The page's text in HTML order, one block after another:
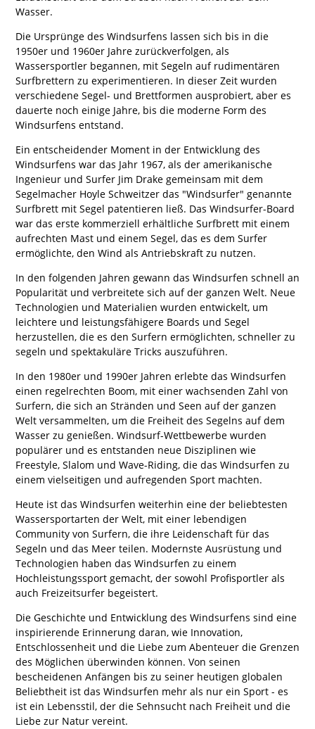
Wasser.
Die Ursprünge des Windsurfens lassen sich bis in die
1950er und 1960er Jahre zurückverfolgen, als
Wassersportler begannen, mit Segeln auf rudimentären
Surfbrettern zu experimentieren. In dieser Zeit wurden
verschiedene Segel- und Brettformen ausprobiert, aber es
dauerte noch einige Jahre, bis die moderne Form des
Windsurfens entstand.
Ein entscheidender Moment in der Entwicklung des
Windsurfens war das Jahr 1967, als der amerikanische
Ingenieur und Surfer Jim Drake gemeinsam mit dem
Segelmacher Hoyle Schweitzer das "Windsurfer" genannte
Surfbrett mit Segel patentieren ließ. Das Windsurfer-Board
war das erste kommerziell erhältliche Surfbrett mit einem
aufrechten Mast und einem Segel, das es dem Surfer
ermöglichte, den Wind als Antriebskraft zu nutzen.
In den folgenden Jahren gewann das Windsurfen schnell an
Popularität und verbreitete sich auf der ganzen Welt. Neue
Technologien und Materialien wurden entwickelt, um
leichtere und leistungsfähigere Boards und Segel
herzustellen, die es den Surfern ermöglichten, schneller zu
segeln und spektakuläre Tricks auszuführen.
In den 1980er und 1990er Jahren erlebte das Windsurfen
einen regelrechten Boom, mit einer wachsenden Zahl von
Surfern, die sich an Stränden und Seen auf der ganzen
Welt versammelten, um die Freiheit des Segelns auf dem
Wasser zu genießen. Windsurf-Wettbewerbe wurden
populärer und es entstanden neue Disziplinen wie
Freestyle, Slalom und Wave-Riding, die das Windsurfen zu
einem vielseitigen und aufregenden Sport machten.
Heute ist das Windsurfen weiterhin eine der beliebtesten
Wassersportarten der Welt, mit einer lebendigen
Community von Surfern, die ihre Leidenschaft für das
Segeln und das Meer teilen. Modernste Ausrüstung und
Technologien haben das Windsurfen zu einem
Hochleistungssport gemacht, der sowohl Profisportler als
auch Freizeitsurfer begeistert.
Die Geschichte und Entwicklung des Windsurfens sind eine
inspirierende Erinnerung daran, wie Innovation,
Entschlossenheit und die Liebe zum Abenteuer die Grenzen
des Möglichen überwinden können. Von seinen
bescheidenen Anfängen bis zu seiner heutigen globalen
Beliebtheit ist das Windsurfen mehr als nur ein Sport - es
ist ein Lebensstil, der die Sehnsucht nach Freiheit und die
Liebe zur Natur vereint.